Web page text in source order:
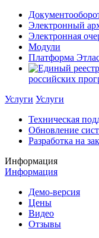
Электронный
Электронная
Модули
Платформа
российских
Услуги Услуги
Техническая
Обновление
Разработка на
Информация
Информация
Демо-версия
Цены
Видео
Отзывы